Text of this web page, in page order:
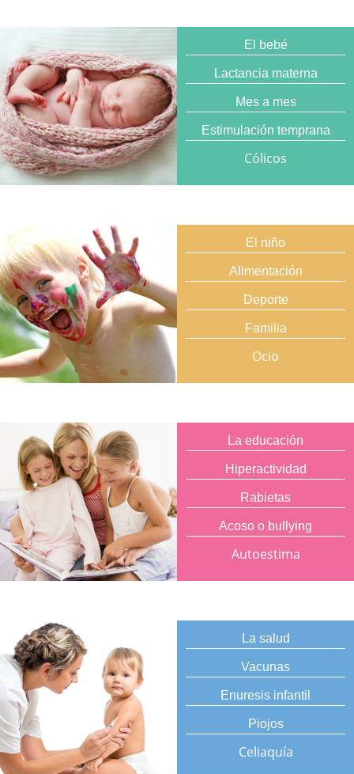
El bebé
Lactancia materna
Mes a mes
Estimulación temprana
Cólicos
El niño
Alimentación
Deporte
Familia
Ocio
La educación
Hiperactividad
Rabietas
Acoso o bullying
Autoestima
La salud
Vacunas
Enuresis infantil
Piojos
Celiaquía